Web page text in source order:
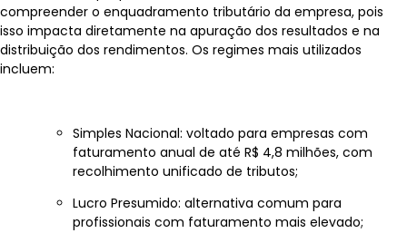
compreender o enquadramento tributário da empresa, pois
isso impacta diretamente na apuração dos resultados e na
distribuição dos rendimentos. Os regimes mais utilizados
incluem:
Simples Nacional: voltado para empresas com
faturamento anual de até R$ 4,8 milhões, com
recolhimento unificado de tributos;
Lucro Presumido: alternativa comum para
profissionais com faturamento mais elevado;